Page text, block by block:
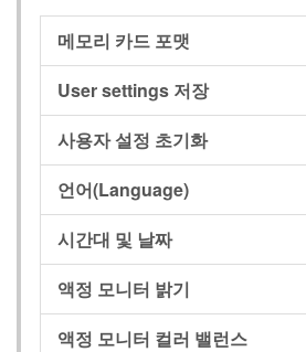
메모리 카드 포맷
User settings 저장
사용자 설정 초기화
언어(Language)
시간대 및 날짜
액정 모니터 밝기
액정 모니터 컬러 밸런스